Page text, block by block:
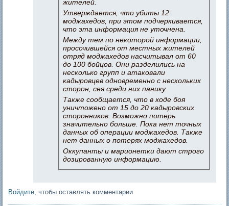
жителей.
Утверждается, что убиты 12
моджахедов, при этом подчеркивается,
что эта информация не уточнена.
Между тем по некоторой информации,
просочившейся от местных жителей
отряд моджахедов насчитывал от 60
до 100 бойцов. Они разделились на
несколько групп и атаковали
кадыровцев одновременно с нескольких
сторон, сея среди них панику.
Также сообщается, что в ходе боя
уничтожено от 15 до 20 кадыровских
сторонников. Возможно потерь
значительно больше. Пока нет точных
данных об операции моджахедов. Также
нет данных о потерях моджахедов.
Оккупанты и марионетки дают строго
дозированную информацию.
Войдите , чтобы оставлять комментарии